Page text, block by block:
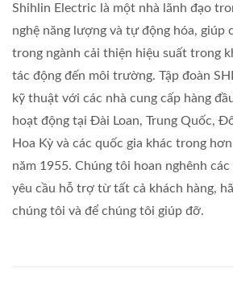
Shihlin Electric là một nhà lãnh đạo
nghệ năng lượng và tự động hóa, giúp
trong ngành cải thiện hiệu suất trong
tác động đến môi trường. Tập đoàn
kỹ thuật với các nhà cung cấp hàng
hoạt động tại Đài Loan, Trung Quốc,
Hoa Kỳ và các quốc gia khác trong
năm 1955. Chúng tôi hoan nghênh các
yêu cầu hỗ trợ từ tất cả khách hàng,
chúng tôi và để chúng tôi giúp đỡ.